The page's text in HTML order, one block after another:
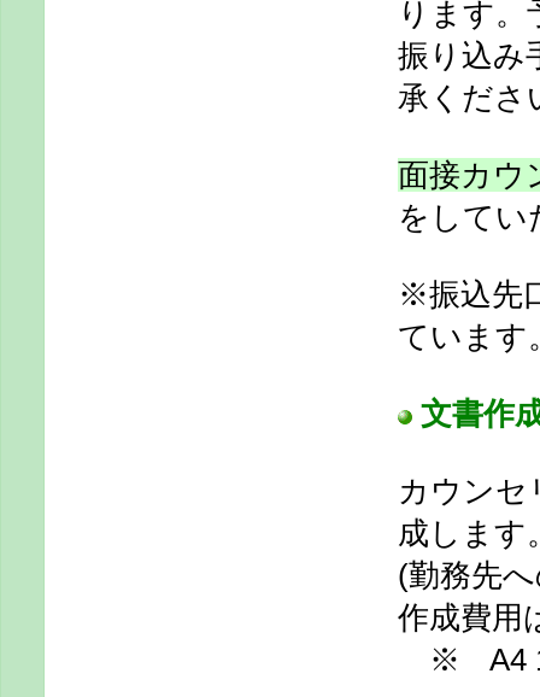
ります。
振り込み
承くださ
面接カウ
をしてい
※振込先
ています
文書作
カウンセ
成します
(勤務先
作成費用
※ A4 1